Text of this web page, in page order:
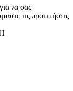
να σας
τις προτιμήσεις